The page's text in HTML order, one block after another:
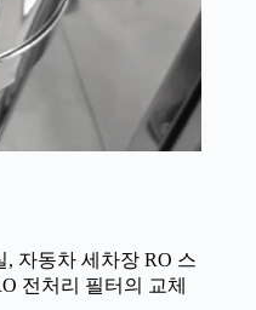
자동차 세차장 RO 스
전처리 필터의 교체